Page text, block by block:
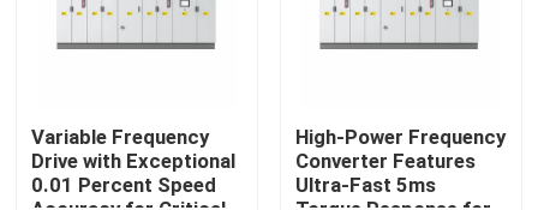
Vektor-Frequenzumrichter
Variable Frequency
Drive with Exceptional
0.01 Percent Speed
High-Power Frequency
Converter Features
Ultra-Fast 5ms